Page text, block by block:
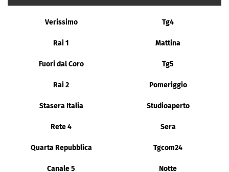
Verissimo Tg4
Rai 1 Mattina
Fuori dal Coro Tg5
Rai 2 Pomeriggio
Stasera Italia Studioaperto
Rete 4 Sera
Quarta Repubblica Tgcom24
Canale 5 Notte